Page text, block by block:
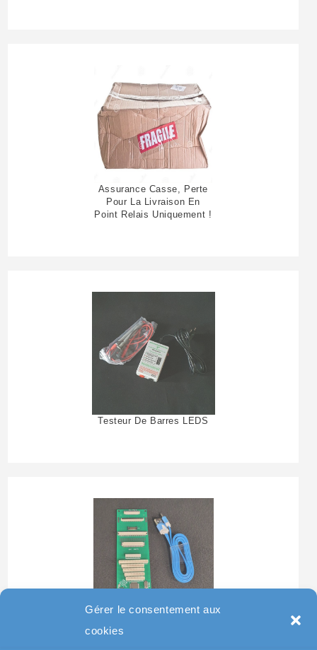
Gérer le consentement aux
cookies
Assurance Casse, Perte
Pour La Livraison En
Point Relais Uniquement !
Testeur De Barres LEDS
Testeur Pour Clavier De